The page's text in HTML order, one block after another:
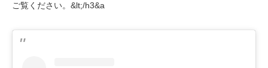
ご覧ください。&lt;/h3&a